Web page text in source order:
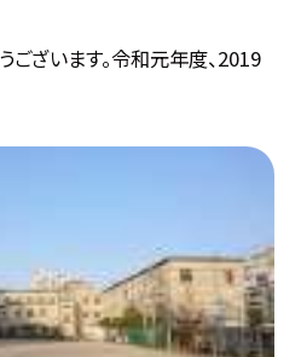
ざいます。令和元年度、2019